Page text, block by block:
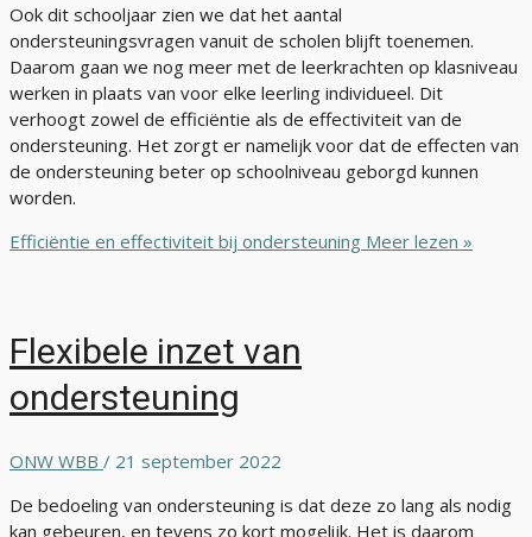
Ook dit schooljaar zien we dat het aantal
ondersteuningsvragen vanuit de scholen blijft toenemen.
Daarom gaan we nog meer met de leerkrachten op klasniveau
werken in plaats van voor elke leerling individueel. Dit
verhoogt zowel de efficiëntie als de effectiviteit van de
ondersteuning. Het zorgt er namelijk voor dat de effecten van
de ondersteuning beter op schoolniveau geborgd kunnen
worden.
Efficiëntie en effectiviteit bij ondersteuning Meer lezen »
Flexibele inzet van
ondersteuning
ONW WBB / 21 september 2022
De bedoeling van ondersteuning is dat deze zo lang als nodig
kan gebeuren, en tevens zo kort mogelijk. Het is daarom